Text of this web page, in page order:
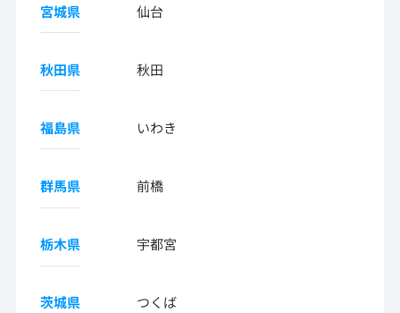
宮城県 仙台
秋田県 秋田
福島県 いわき
群馬県 前橋
栃木県 宇都宮
茨城県 つくば